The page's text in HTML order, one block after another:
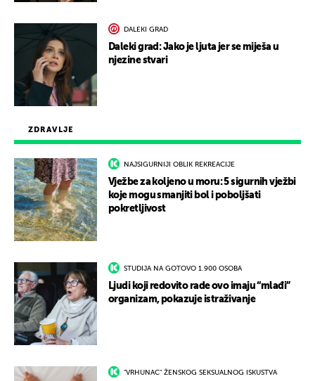
ZDRAVLJE
NAJSIGURNIJI OBLIK REKREACIJE
Vježbe za koljeno u moru: 5 sigurnih vježbi
koje mogu smanjiti bol i poboljšati
pokretljivost
STUDIJA NA GOTOVO 1.900 OSOBA
Ljudi koji redovito rade ovo imaju “mlađi”
organizam, pokazuje istraživanje
"VRHUNAC" ŽENSKOG SEKSUALNOG ISKUSTVA
DALEKI GRAD
Daleki grad: Jako je ljuta jer se miješa u
njezine stvari